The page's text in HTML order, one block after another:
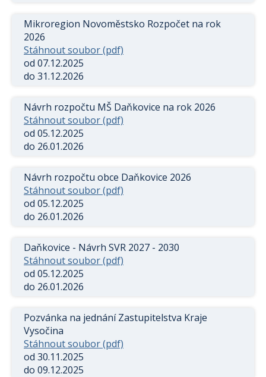
Mikroregion Novoměstsko Rozpočet na rok
2026
Stáhnout soubor (pdf)
od 07.12.2025
do 31.12.2026
Návrh rozpočtu MŠ Daňkovice na rok 2026
Stáhnout soubor (pdf)
od 05.12.2025
do 26.01.2026
Návrh rozpočtu obce Daňkovice 2026
Stáhnout soubor (pdf)
od 05.12.2025
do 26.01.2026
Daňkovice - Návrh SVR 2027 - 2030
Stáhnout soubor (pdf)
od 05.12.2025
do 26.01.2026
Pozvánka na jednání Zastupitelstva Kraje
Vysočina
Stáhnout soubor (pdf)
od 30.11.2025
do 09.12.2025